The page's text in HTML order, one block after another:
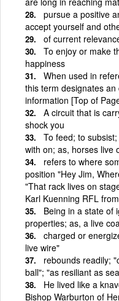
pursue a positive
accept yourself and
of current
To enjoy or make
happiness
When used in
this term designates
information [Top of
A circuit that is
shock you
To feed; to
with on; as, horses live
refers to where
position "Hey Jim,
"That rack lives on
Karl Kuenning RFL
Being in a state of
properties; as, a live
charged or
live wire"
rebounds readily;
ball"; "as resiliant as
He lived like a
Bishop Warburton of